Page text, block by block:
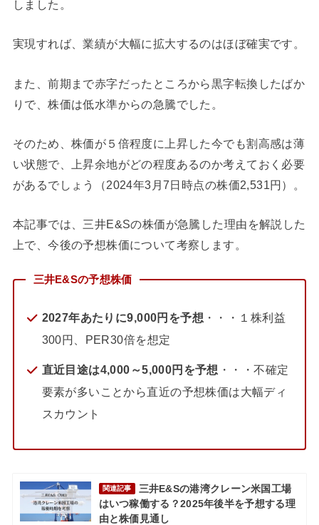
しました。
実現すれば、業績が大幅に拡大するのはほぼ確実です。
また、前期まで赤字だったところから黒字転換したばか
りで、株価は低水準からの急騰でした。
そのため、株価が５倍程度に上昇した今でも割高感は薄
い状態で、上昇余地がどの程度あるのか考えておく必要
があるでしょう（2024年3月7日時点の株価2,531円）。
本記事では、三井E&Sの株価が急騰した理由を解説した
上で、今後の予想株価について考察します。
三井E&Sの予想株価
2027年あたりに9,000円を予想 ・・・１株利益
300円、PER30倍を想定
直近目途は4,000～5,000円を予想 ・・・不確定
要素が多いことから直近の予想株価は大幅ディ
スカウント
関連記事
三井E&Sの港湾クレーン米国工場
はいつ稼働する？2025年後半を予想する理
由と株価見通し